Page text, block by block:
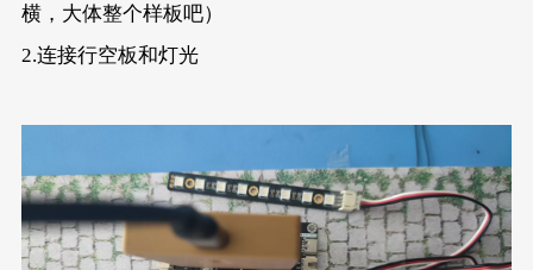
横，大体整个样板吧）
2.连接行空板和灯光